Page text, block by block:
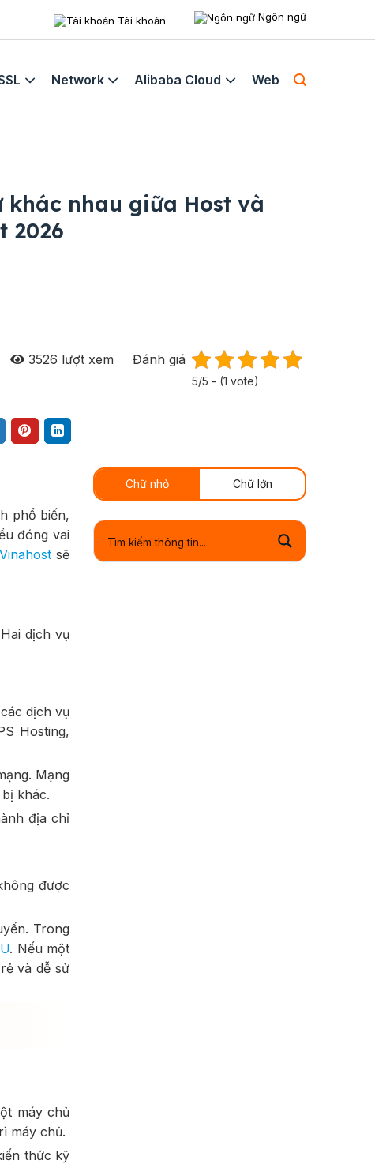
Tài khoản Ngôn ngữ
Network Alibaba Cloud Web
nhau giữa Host và
2026
3526 lượt xem Đánh giá
5/5 - (1 vote)
phổ biến,
đóng vai
Vinahostsẽ
dịch vụ
dịch vụ
Hosting,
Mạng
khác.
địa chỉ
được
Trong
. Nếu một
và dễ sử
máy chủ
máy chủ.
thức kỹ
Chữ nhỏ Chữ lớn